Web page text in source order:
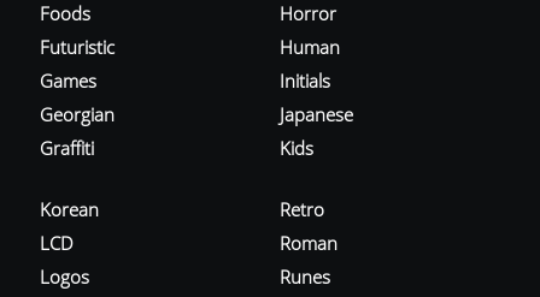
Foods
Futuristic
Games
Georgian
Graffiti
Horror
Human
Initials
Japanese
Kids
Korean
LCD
Logos
Retro
Roman
Runes